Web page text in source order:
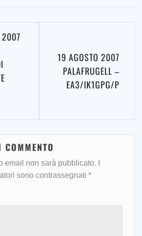
2007
19 AGOSTO 2007
PALAFRUGELL –
EA3/IK1GPG/P
email non sarà pubblicato.
sono contrassegnati *